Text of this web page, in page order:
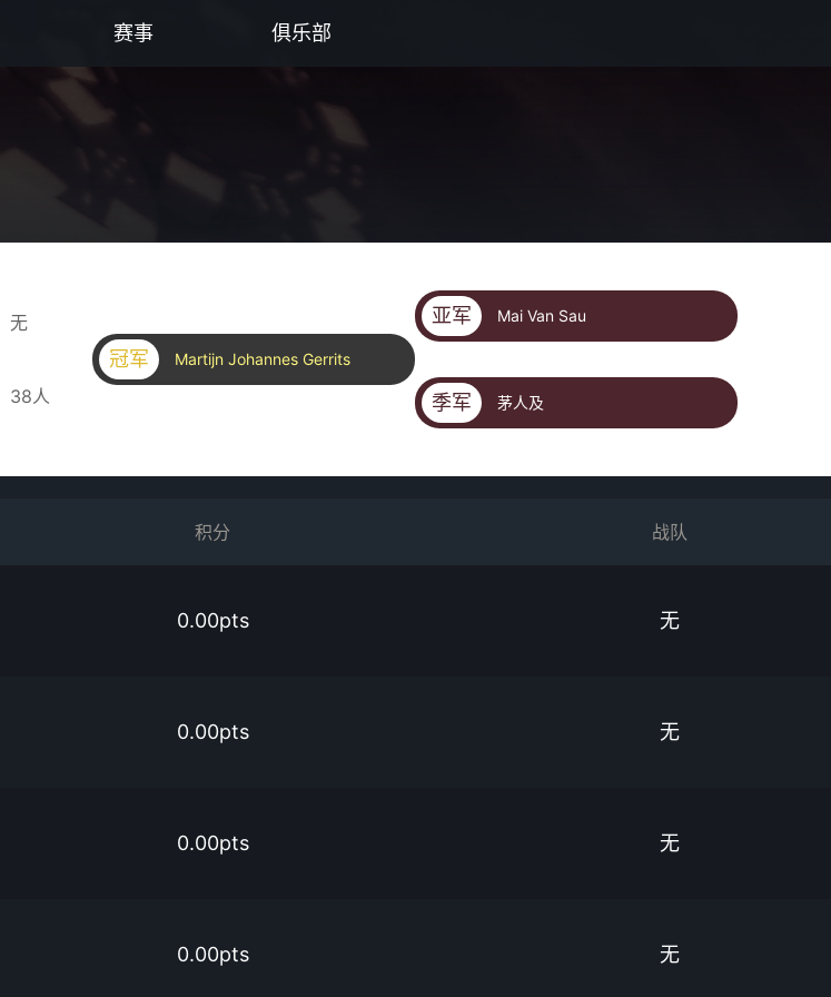
赛事 俱乐部
无
38人
冠军 Martijn Johannes Gerrits
亚军 Mai Van Sau
季军 茅人及
积分 战队
0.00pts 无
0.00pts 无
0.00pts 无
0.00pts 无